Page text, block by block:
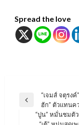
Spread the love
แนะแนว
เรื่อง
Previous
“เจมส์ จตุรง
ฮัก” ตัวแทนค
Next
“ปูน” หมั่นชมตั